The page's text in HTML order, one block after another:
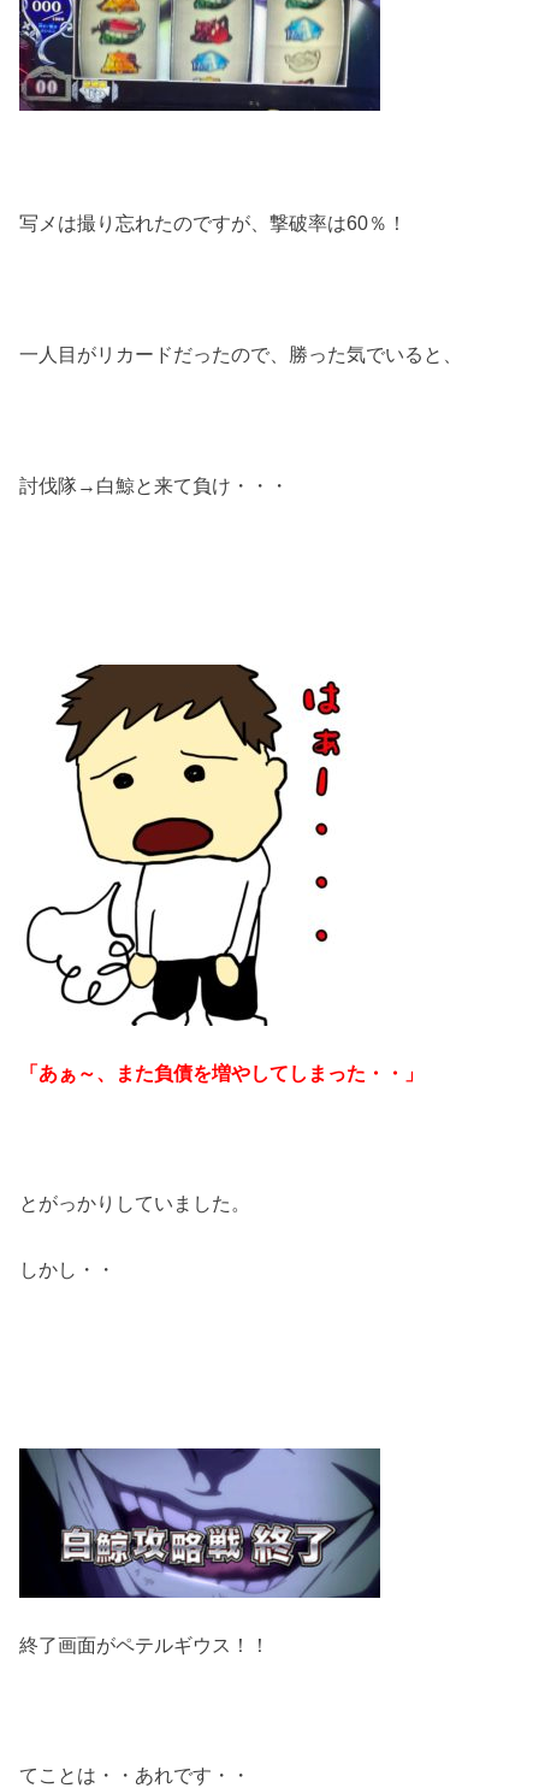
写メは撮り忘れたのですが、撃破率は60％！
一人目がリカードだったので、勝った気でいると、
討伐隊→白鯨と来て負け・・・
「あぁ～、また負債を増やしてしまった・・」
とがっかりしていました。
しかし・・
終了画面がペテルギウス！！
てことは・・あれです・・